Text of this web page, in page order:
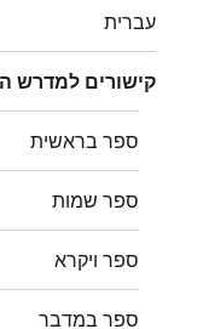
עברית
קישורים למדרש
ספר בראשית
ספר שמות
ספר ויקרא
ספר במדבר